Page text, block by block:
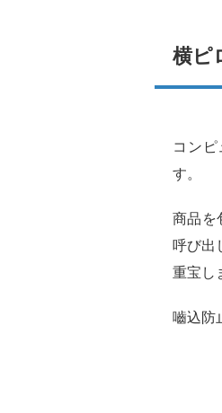
横ピ
コン
す。
商品を
呼び出
重宝し
嚙込防